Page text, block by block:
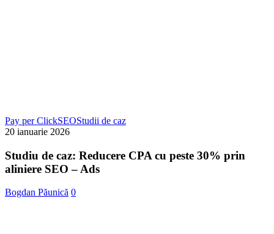
Pay per ClickSEOStudii de cazStudiu
Reducere
20 ianuarie 2026
Studiu de caz: Reducere CPA cu peste 30% prin
aliniere SEO – Ads
Bogdan Păunică 0